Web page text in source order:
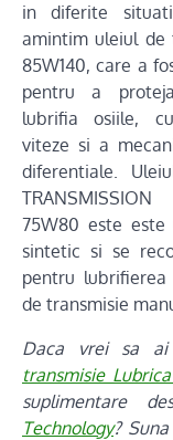
in diferite
amintim uleiul de
85W140, care a
pentru a
lubrifia osiile,
viteze si a
diferentiale.
75W80 este este
sintetic si se
pentru
de transmisie
Daca vrei sa
transmisie
suplimentare
Technology?